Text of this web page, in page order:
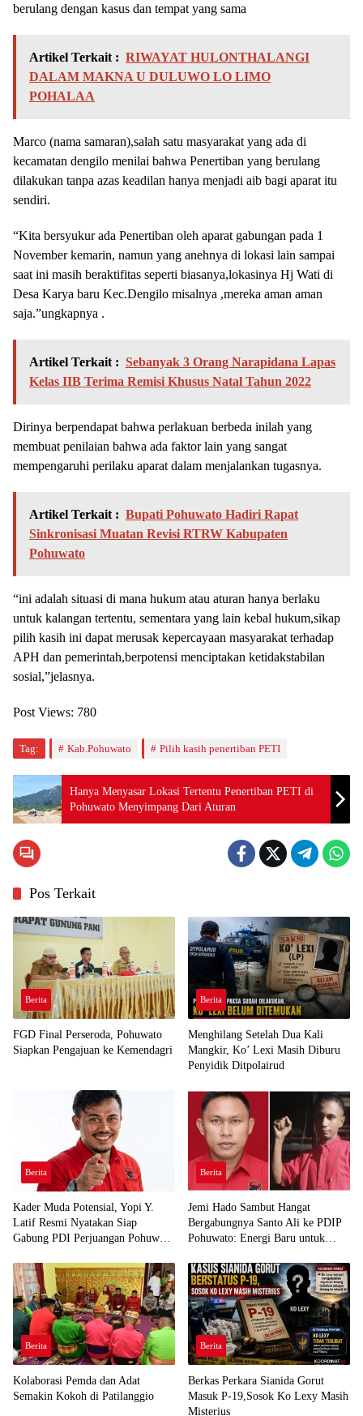
berulang dengan kasus dan tempat yang sama
Artikel Terkait : RIWAYAT HULONTHALANGI
DALAM MAKNA U DULUWO LO LIMO
POHALAA
Marco (nama samaran),salah satu masyarakat yang ada di
kecamatan dengilo menilai bahwa Penertiban yang berulang
dilakukan tanpa azas keadilan hanya menjadi aib bagi aparat itu
sendiri.
“Kita bersyukur ada Penertiban oleh aparat gabungan pada 1
November kemarin, namun yang anehnya di lokasi lain sampai
saat ini masih beraktifitas seperti biasanya,lokasinya Hj Wati di
Desa Karya baru Kec.Dengilo misalnya ,mereka aman aman
saja.”ungkapnya .
Artikel Terkait : Sebanyak 3 Orang Narapidana Lapas
Kelas IIB Terima Remisi Khusus Natal Tahun 2022
Dirinya berpendapat bahwa perlakuan berbeda inilah yang
membuat penilaian bahwa ada faktor lain yang sangat
mempengaruhi perilaku aparat dalam menjalankan tugasnya.
Artikel Terkait : Bupati Pohuwato Hadiri Rapat
Sinkronisasi Muatan Revisi RTRW Kabupaten
Pohuwato
“ini adalah situasi di mana hukum atau aturan hanya berlaku
untuk kalangan tertentu, sementara yang lain kebal hukum,sikap
pilih kasih ini dapat merusak kepercayaan masyarakat terhadap
APH dan pemerintah,berpotensi menciptakan ketidakstabilan
sosial,”jelasnya.
Post Views: 780
Tag: Kab.Pohuwato Pilih kasih penertiban PETI
Hanya Menyasar Lokasi Tertentu Penertiban PETI di
Pohuwato Menyimpang Dari Aturan
Pos Terkait
Berita
FGD Final Perseroda, Pohuwato
Siapkan Pengajuan ke Kemendagri
Berita
Menghilang Setelah Dua Kali
Mangkir, Ko’ Lexi Masih Diburu
Penyidik Ditpolairud
Berita
Kader Muda Potensial, Yopi Y.
Latif Resmi Nyatakan Siap
Gabung PDI Perjuangan Pohuwato
Berita
Jemi Hado Sambut Hangat
Bergabungnya Santo Ali ke PDIP
Pohuwato: Energi Baru untuk
Berita
Kolaborasi Pemda dan Adat
Semakin Kokoh di Patilanggio
Berita
Berkas Perkara Sianida Gorut
Masuk P-19,Sosok Ko Lexy Masih
Misterius